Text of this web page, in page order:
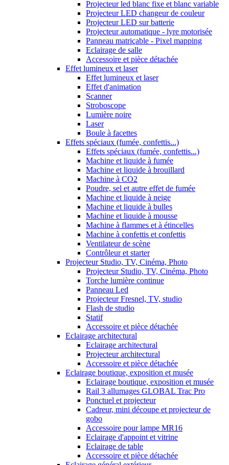
Projecteur led blanc fixe et blanc variable
Projecteur LED changeur de couleur
Projecteur LED sur batterie
Projecteur automatique - lyre motorisée
Panneau matriçable - Pixel mapping
Eclairage de salle
Accessoire et pièce détachée
Effet lumineux et laser
Effet lumineux et laser
Effet d'animation
Scanner
Stroboscope
Lumière noire
Laser
Boule à facettes
Effets spéciaux (fumée, confettis...)
Effets spéciaux (fumée, confettis...)
Machine et liquide à fumée
Machine et liquide à brouillard
Machine à CO2
Poudre, sel et autre effet de fumée
Machine et liquide à neige
Machine et liquide à bulles
Machine et liquide à mousse
Machine à flammes et à étincelles
Machine à confettis et confettis
Ventilateur de scène
Contrôleur et starter
Projecteur Studio, TV, Cinéma, Photo
Projecteur Studio, TV, Cinéma, Photo
Torche lumière continue
Panneau Led
Projecteur Fresnel, TV, studio
Flash de studio
Statif
Accessoire et pièce détachée
Eclairage architectural
Eclairage architectural
Projecteur architectural
Accessoire et pièce détachée
Eclairage boutique, exposition et musée
Eclairage boutique, exposition et musée
Rail 3 allumages GLOBAL Trac Pro
Ponctuel et projecteur
Cadreur, mini découpe et projecteur de
gobo
Accessoire pour lampe MR16
Eclairage d'appoint et vitrine
Eclairage de table
Accessoire et pièce détachée